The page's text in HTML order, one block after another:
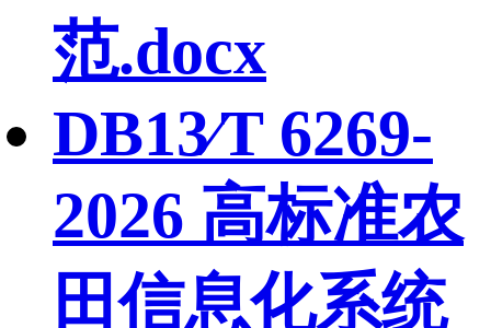
范.docx
DB13∕T 6269-
2026 高标准农
田信息化系统